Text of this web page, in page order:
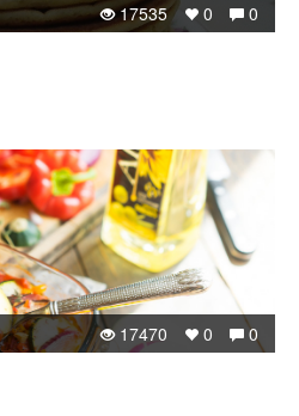
0
0
17535
0
0
17470